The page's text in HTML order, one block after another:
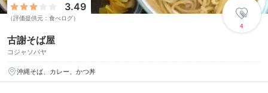
古謝そば屋
コジャソバヤ
3.49
（評価提供元：食べログ）
4
沖縄そば、カレー、かつ丼